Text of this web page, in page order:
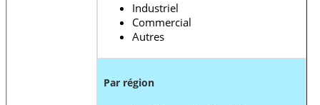
Industriel
Commercial
Autres
Par région